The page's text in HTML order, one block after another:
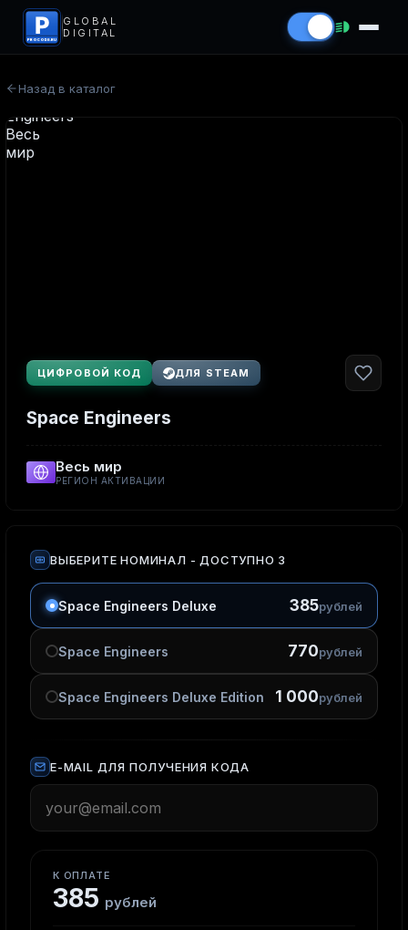
P
PROCODS.RU
GLOBAL
DIGITAL
Назад в каталог
ЦИФРОВОЙ КОД ДЛЯ STEAM
Space Engineers
Весь мир
РЕГИОН АКТИВАЦИИ
ВЫБЕРИТЕ НОМИНАЛ - ДОСТУПНО 3
Space Engineers Deluxe 385рублей
Space Engineers 770рублей
Space Engineers Deluxe Edition 1 000рублей
E-MAIL ДЛЯ ПОЛУЧЕНИЯ КОДА
К ОПЛАТЕ
385 рублей